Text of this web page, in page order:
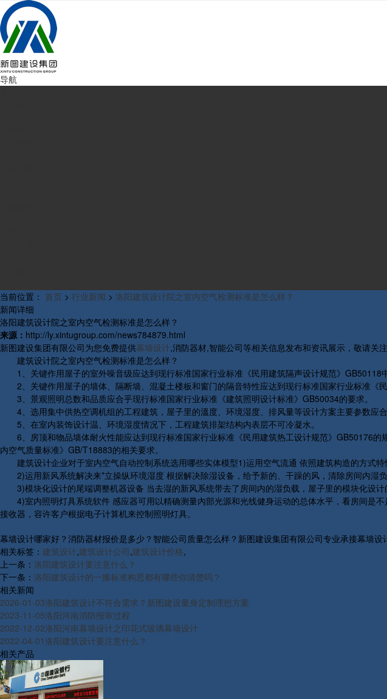
导航
当前位置： 首页 > 行业新闻 > 洛阳建筑设计院之室内空气检测标准是怎么样？
新闻详细
洛阳建筑设计院之室内空气检测标准是怎么样？
来源： http://ly.xintugroup.com/news784879.html
新图建设集团有限公司为您免费提供幕墙设计,消防器材,智能公司等相关信息发布和资讯展示，敬请关注
建筑设计院之室内空气检测标准是怎么样？
1、关键作用屋子的室外噪音级应达到现行标准国家行业标准《民用建筑隔声设计规范》GB50118中
2、关键作用屋子的墙体、隔断墙、混凝土楼板和窗门的隔音特性应达到现行标准国家行业标准《民
3、景观照明总数和品质应合乎现行标准国家行业标准《建筑照明设计标准》GB50034的要求。
4、选用集中供热空调机组的工程建筑，屋子里的溫度、环境湿度、排风量等设计方案主要参数应
5、在室内装饰设计温、环境湿度情况下，工程建筑排架结构内表层不可冷凝水。
6、房顶和物品墙体耐火性能应达到现行标准国家行业标准《民用建筑热工设计规范》GB50176的
内空气质量标准》GB/T18883的相关要求。
建筑设计企业对于室内空气自动控制系统选用哪些实体模型1)运用空气流通 依照建筑构造的方式
2)运用新风系统解决来*立操纵环境湿度 根据解决除湿设备，给予新的、干躁的风，清除房间内湿负
3)模块化设计的尾端调整机器设备 当去湿的新风系统带去了房间内的湿负载，屋子里的模块化设计
4)室内照明灯具系统软件 感应器可用以精确测量內部光源和光线健身运动的总体水平，看房间是
接收器，容许客户根据电子计算机来控制照明灯具。
幕墙设计哪家好？消防器材报价是多少？智能公司质量怎么样？新图建设集团有限公司专业承接幕墙
相关标签： 建筑设计,建筑设计公司,建筑设计价格,
上一条： 洛阳建筑设计要注意什么？
下一条： 洛阳建筑设计的一搬标准构思都有哪些你清楚吗？
相关新闻
2026-01-03洛阳建筑设计不符合需求？新图建设量身定制理想方案
2023-11-05洛阳河南消防报审过程
2022-12-02洛阳河南幕墙设计之印花式玻璃幕墙设计
2022-04-01洛阳建筑设计要注意什么？
相关产品